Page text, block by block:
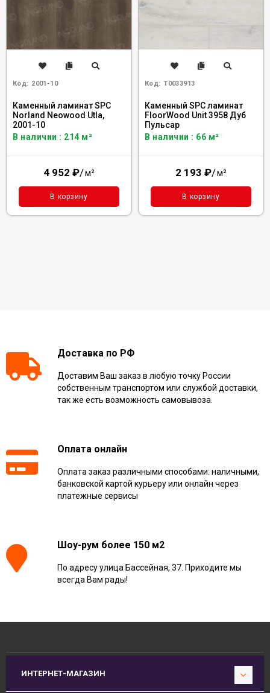
Код: 2001-10
Каменный ламинат SPC
Norland Neowood Utla,
2001-10
В наличии : 214 м²
4 952 ₽/м²
В корзину
Код: Т0033913
Каменный SPC ламинат
FloorWood Unit 3958 Дуб
Пульсар
В наличии : 66 м²
2 193 ₽/м²
В корзину
Доставка по РФ
Доставим Ваш заказ в любую точку России
собственным транспортом или службой доставки,
так же есть возможность самовывоза.
Оплата онлайн
Оплата заказ различными способами: наличными,
банковской картой курьеру или онлайн через
платежные сервисы
Шоу-рум более 150 м2
По адресу улица Бассейная, 37. Приходите мы
всегда Вам рады!
ИНТЕРНЕТ-МАГАЗИН